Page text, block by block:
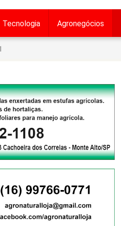
Tecnologia Agronegócios